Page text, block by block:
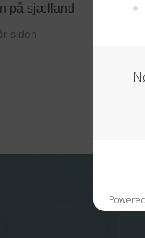
på sjælland
siden